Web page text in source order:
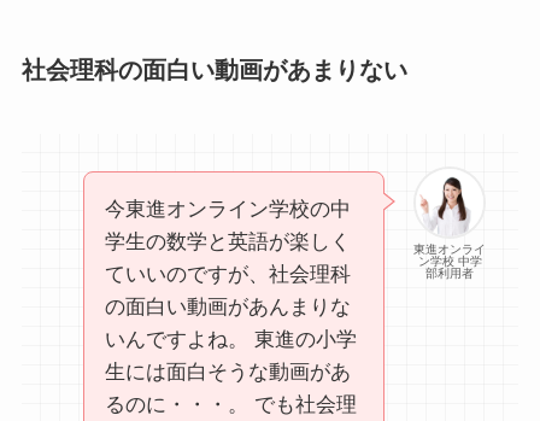
社会理科の面白い動画があまりない
東進オンライ
ン学校 中学
部利用者
今東進オンライン学校の中
学生の数学と英語が楽しく
ていいのですが、社会理科
の面白い動画があんまりな
いんですよね。 東進の小学
生には面白そうな動画があ
るのに・・・。 でも社会理